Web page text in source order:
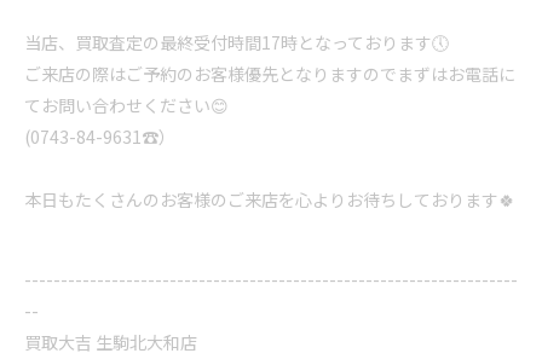
当店、買取査定の最終受付時間17時となっております🕔
ご来店の際はご予約のお客様優先となりますのでまずはお電話に
てお問い合わせください😊
(0743-84-9631☎️）
本日もたくさんのお客様のご来店を心よりお待ちしております🍀
--------------------------------------------------------------------
--
買取大吉 生駒北大和店